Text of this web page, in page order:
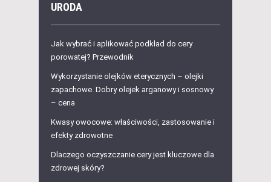
URODA
Jak wybrać i aplikować podkład do cery
porowatej? Przewodnik
Wykorzystanie olejków eterycznych – olejki
zapachowe. Dobry olejek arganowy i sosnowy
– cena
Kwasy owocowe: właściwości, zastosowanie i
efekty zdrowotne
Dlaczego oczyszczanie cery jest kluczowe dla
zdrowej skóry?